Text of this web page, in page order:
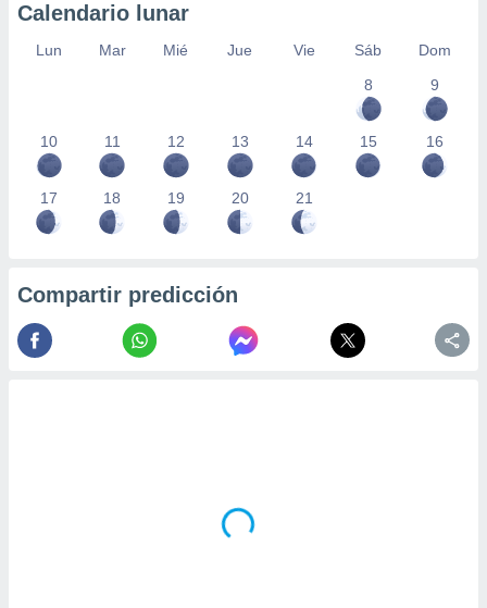
Calendario lunar
Lun Mar Mié Jue Vie Sáb
Dom
8
9
10 11 12 13 14 15 16
17 18 19 20 21
Compartir predicción